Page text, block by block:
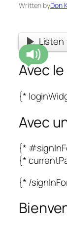
Written byDon
Listen
Avec
{*
Avec
{*
{*
{* /